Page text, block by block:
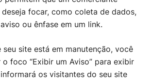
focar, como coleta de dados,
ou ênfase em um link.
seu site está em manutenção, você
foco “Exibir um Aviso” para exibir
os visitantes do seu site